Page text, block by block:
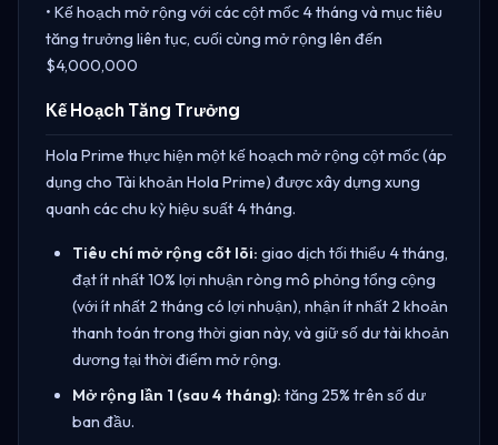
• Kế hoạch mở rộng với các cột mốc 4 tháng và mục tiêu
tăng trưởng liên tục, cuối cùng mở rộng lên đến
$4,000,000
Kế Hoạch Tăng Trưởng
Hola Prime thực hiện một kế hoạch mở rộng cột mốc (áp
dụng cho Tài khoản Hola Prime) được xây dựng xung
quanh các chu kỳ hiệu suất 4 tháng.
Tiêu chí mở rộng cốt lõi: giao dịch tối thiểu 4 tháng,
đạt ít nhất 10% lợi nhuận ròng mô phỏng tổng cộng
(với ít nhất 2 tháng có lợi nhuận), nhận ít nhất 2 khoản
thanh toán trong thời gian này, và giữ số dư tài khoản
dương tại thời điểm mở rộng.
Mở rộng lần 1 (sau 4 tháng): tăng 25% trên số dư
ban đầu.